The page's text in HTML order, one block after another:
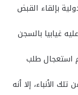
بإلقاء القبض
98، والمحكوم عليه غيابيا بالسجن
تم استعجال طلب
الأنباء، إلا أنه